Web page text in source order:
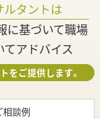
タントは
に基づいて職場
アドバイス
をご提供します。
相談例